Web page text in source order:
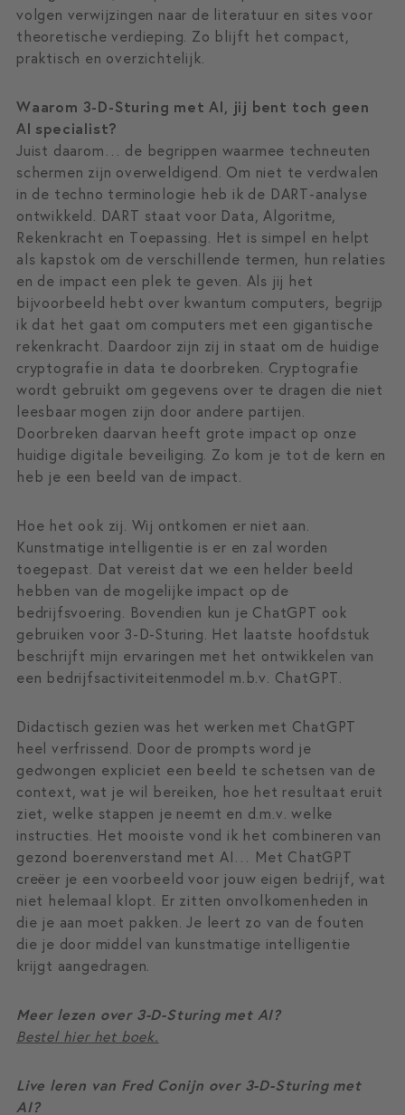
volgen verwijzingen naar de literatuur en sites voor
theoretische verdieping. Zo blijft het compact,
praktisch en overzichtelijk.
Waarom 3-D-Sturing met AI, jij bent toch geen
AI specialist?
Juist daarom… de begrippen waarmee techneuten
schermen zijn overweldigend. Om niet te verdwalen
in de techno terminologie heb ik de DART-analyse
ontwikkeld. DART staat voor Data, Algoritme,
Rekenkracht en Toepassing. Het is simpel en helpt
als kapstok om de verschillende termen, hun relaties
en de impact een plek te geven. Als jij het
bijvoorbeeld hebt over kwantum computers, begrijp
ik dat het gaat om computers met een gigantische
rekenkracht. Daardoor zijn zij in staat om de huidige
cryptografie in data te doorbreken. Cryptografie
wordt gebruikt om gegevens over te dragen die niet
leesbaar mogen zijn door andere partijen.
Doorbreken daarvan heeft grote impact op onze
huidige digitale beveiliging. Zo kom je tot de kern en
heb je een beeld van de impact.
Hoe het ook zij. Wij ontkomen er niet aan.
Kunstmatige intelligentie is er en zal worden
toegepast. Dat vereist dat we een helder beeld
hebben van de mogelijke impact op de
bedrijfsvoering. Bovendien kun je ChatGPT ook
gebruiken voor 3-D-Sturing. Het laatste hoofdstuk
beschrijft mijn ervaringen met het ontwikkelen van
een bedrijfsactiviteitenmodel m.b.v. ChatGPT.
Didactisch gezien was het werken met ChatGPT
heel verfrissend. Door de prompts word je
gedwongen expliciet een beeld te schetsen van de
context, wat je wil bereiken, hoe het resultaat eruit
ziet, welke stappen je neemt en d.m.v. welke
instructies. Het mooiste vond ik het combineren van
gezond boerenverstand met AI… Met ChatGPT
creëer je een voorbeeld voor jouw eigen bedrijf, wat
niet helemaal klopt. Er zitten onvolkomenheden in
die je aan moet pakken. Je leert zo van de fouten
die je door middel van kunstmatige intelligentie
krijgt aangedragen.
Meer lezen over 3-D-Sturing met AI?
Bestel hier het boek.
Live leren van Fred Conijn over 3-D-Sturing met
AI?